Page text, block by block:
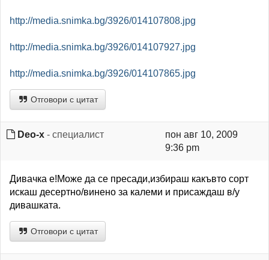
http://media.snimka.bg/3926/014107808.jpg
http://media.snimka.bg/3926/014107927.jpg
http://media.snimka.bg/3926/014107865.jpg
Отговори с цитат
Deo-x - специалист
пон авг 10, 2009
9:36 pm
Дивачка е!Може да се пресади,избираш какъвто сорт
искаш десертно/винено за калеми и присаждаш в/у
дивашката.
Отговори с цитат